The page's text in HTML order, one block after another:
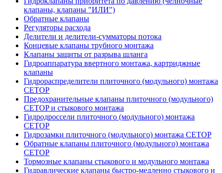
клапаны, клапаны "ИЛИ")
Обратные клапаны
Регуляторы расхода
Делители и делители-сумматоры потока
Концевые клапаны трубного монтажа
Клапаны защиты от разрыва шланга
Гидроаппаратура ввертного монтажа, картриджные
клапаны
Гидрораспределители плиточного (модульного) монтажa
CETOP
Предохранительные клапаны плиточного (модульного)
CETOP и стыкового монтажа
Гидродроссели плиточного (модульного) монтажа
CETOP
Гидрозамки плиточного (модульного) монтажа CETOP
Обратные клапаны плиточного (модульного) монтажа
CETOP
Тормозные клапаны стыкового и модульного монтажа
Гидравлические клапаны быстро-медленно стыкового и